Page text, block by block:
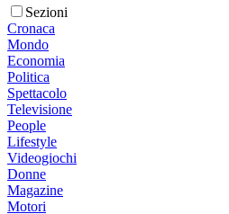
Sezioni
Cronaca
Mondo
Economia
Politica
Spettacolo
Televisione
People
Lifestyle
Videogiochi
Donne
Magazine
Motori